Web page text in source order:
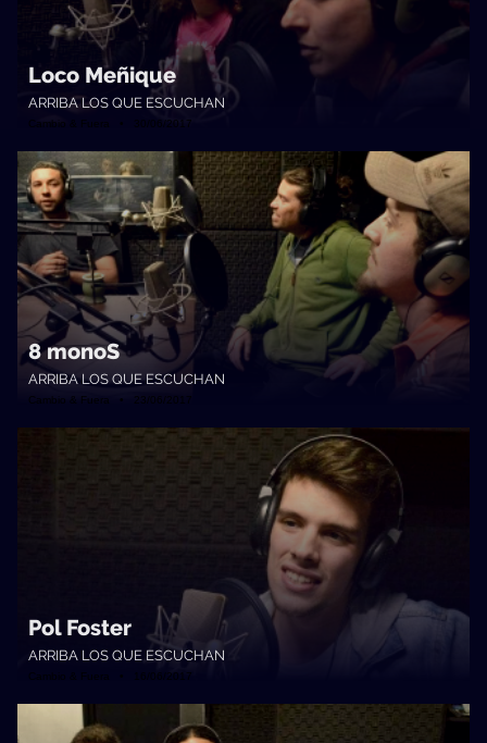
Loco Meñique
ARRIBA LOS QUE ESCUCHAN
Cambio & Fuera • 30/06/2017
8 monoS
ARRIBA LOS QUE ESCUCHAN
Cambio & Fuera • 23/06/2017
Pol Foster
ARRIBA LOS QUE ESCUCHAN
Cambio & Fuera • 16/06/2017